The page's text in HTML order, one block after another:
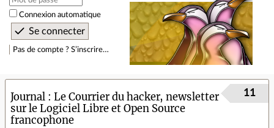
Connexion automatique
Pas de compte ? S’inscrire…
Journal
Le Courrier du hacker, newsletter
sur le Logiciel Libre et Open Source
francophone
11